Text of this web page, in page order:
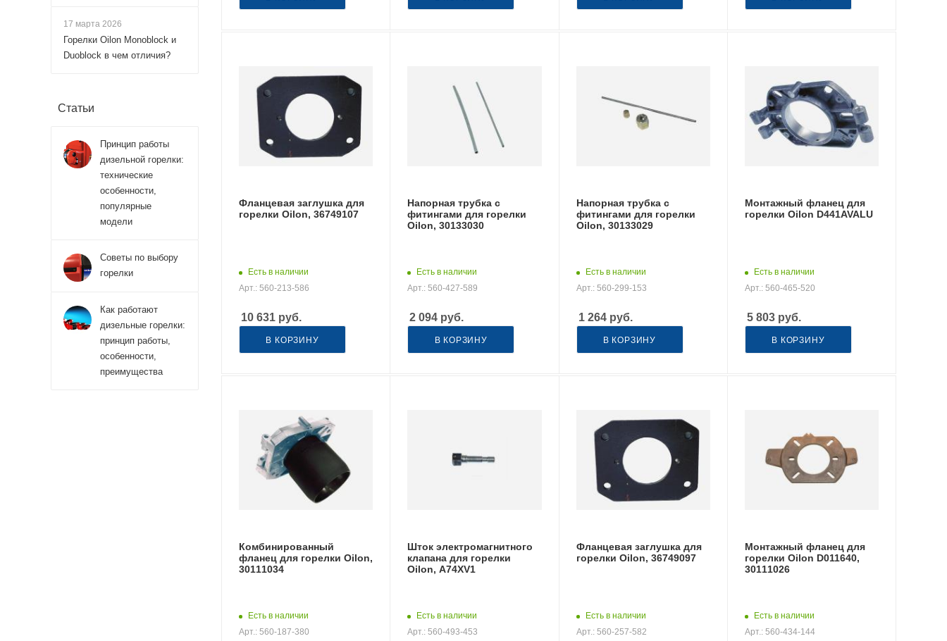
Фланцевая заглушка для
горелки Oilon, 36749107
Есть в наличии
Арт.: 560-213-586
10 631 руб.
В КОРЗИНУ
Напорная трубка с
фитингами для горелки
Oilon, 30133030
Есть в наличии
Арт.: 560-427-589
2 094 руб.
В КОРЗИНУ
Напорная трубка с
фитингами для горелки
Oilon, 30133029
Есть в наличии
Арт.: 560-299-153
1 264руб.
В КОРЗИНУ
Монтажный фланец для
горелки Oilon D441AVALU
Есть в наличии
Арт.: 560-465-520
5 803руб.
В КОРЗИНУ
Комбинированный
фланец для горелки Oilon,
30111034
Есть в наличии
Арт.: 560-187-380
Шток электромагнитного
клапана для горелки
Oilon, A74XV1
Есть в наличии
Арт.: 560-493-453
Фланцевая заглушка для
горелки Oilon, 36749097
Есть в наличии
Арт.: 560-257-582
Монтажный фланец для
горелки Oilon D011640,
30111026
Есть в наличии
Арт.: 560-434-144
17 марта 2026
Горелки Oilon Monoblock и
Duoblock в чем отличия?
Статьи
Принцип работы
дизельной горелки:
технические
особенности,
популярные
модели
Советы по выбору
горелки
Как работают
дизельные горелки:
принцип работы,
особенности,
преимущества